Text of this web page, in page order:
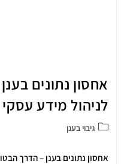
אחסון נתונים
לניהול מידע עסקי
גיבוי בענן
אחסון נתונים בענן – הדרך